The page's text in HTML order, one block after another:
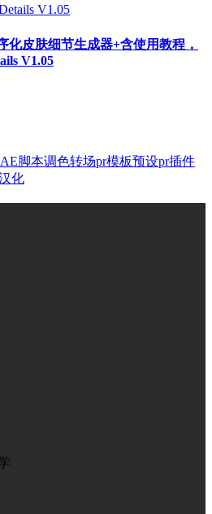
化皮肤细节生成器+含使用教程，
V1.05
AE脚本调色转场pr模板预设pr插件
化